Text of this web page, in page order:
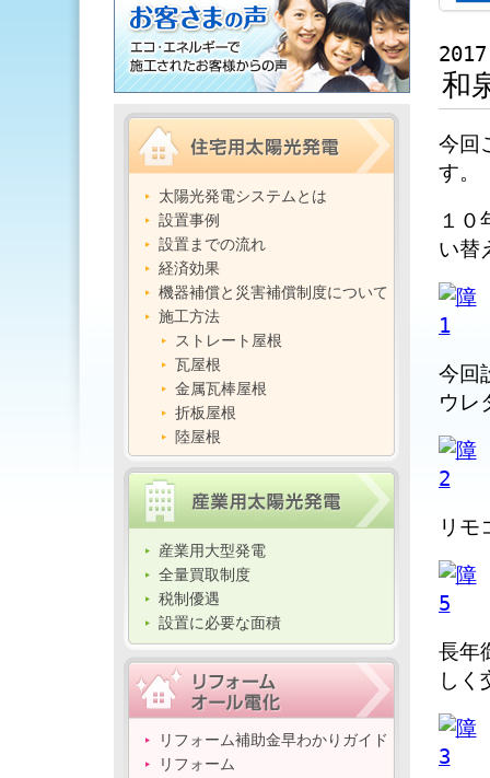
太陽光発電システムとは
設置事例
設置までの流れ
経済効果
機器補償と災害補償制度について
施工方法
ストレート屋根
瓦屋根
金属瓦棒屋根
折板屋根
陸屋根
産業用大型発電
全量買取制度
税制優遇
設置に必要な面積
リフォーム補助金早わかりガイド
リフォーム
和
今回
す。
１０
い替
今回
ウレ
リモ
長年
しく